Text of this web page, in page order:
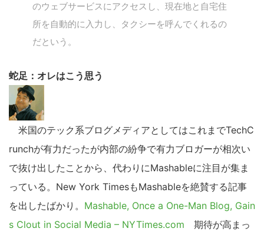
のウェブサービスにアクセスし、現在地と自宅住
所を自動的に入力し、タクシーを呼んでくれるの
だという。
蛇足：オレはこう思う
米国のテック系ブログメディアとしてはこれまでTechC
runchが有力だったが内部の紛争で有力ブロガーが相次い
で抜け出したことから、代わりにMashableに注目が集ま
っている。New York TimesもMashableを絶賛する記事
を出したばかり。 Mashable, Once a One-Man Blog, Gain
s Clout in Social Media – NYTimes.com 期待が高まっ